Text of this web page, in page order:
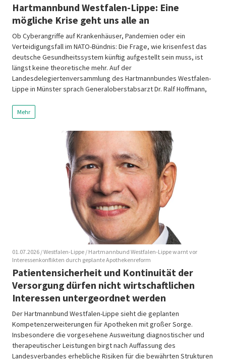
Hartmannbund Westfalen-Lippe: Eine
mögliche Krise geht uns alle an
Ob Cyberangriffe auf Krankenhäuser, Pandemien oder ein
Verteidigungsfall im NATO-Bündnis: Die Frage, wie krisenfest das
deutsche Gesundheitssystem künftig aufgestellt sein muss, ist
längst keine theoretische mehr. Auf der
Landesdelegiertenversammlung des Hartmannbundes Westfalen-
Lippe in Münster sprach Generaloberstabsarzt Dr. Ralf Hoffmann,
Stellvertreter des Befehlshabers des Unterstützungskommandos
der Bundeswehr, zur Resilienz […]
Mehr
01.07.2026 / Westfalen-Lippe / Hartmannbund Westfalen-Lippe warnt vor
Interessenkonflikten durch geplante Apothekenreform
Patientensicherheit und Kontinuität der
Versorgung dürfen nicht wirtschaftlichen
Interessen untergeordnet werden
Der Hartmannbund Westfalen-Lippe sieht die geplanten
Kompetenzerweiterungen für Apotheken mit großer Sorge.
Insbesondere die vorgesehene Ausweitung diagnostischer und
therapeutischer Leistungen birgt nach Auffassung des
Landesverbandes erhebliche Risiken für die bewährten Strukturen